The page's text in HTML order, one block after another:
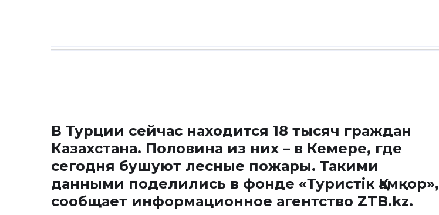
В Турции сейчас находится 18 тысяч граждан
Казахстана. Половина из них – в Кемере, где
сегодня бушуют лесные пожары. Такими
данными поделились в фонде «Туристік Қамқор»,
сообщает информационное агентство ZTB.kz.